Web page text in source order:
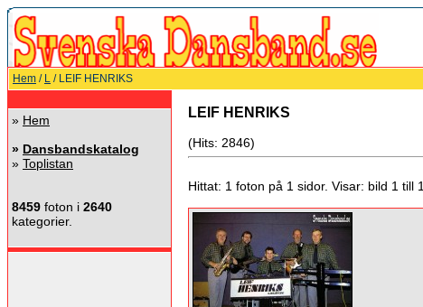
Hem / L / LEIF HENRIKS
» Hem
» Dansbandskatalog
» Toplistan
8459 foton i 2640
kategorier.
LEIF HENRIKS
(Hits: 2846)
Hittat: 1 foton på 1 sidor. Visar: bild 1 till 1.